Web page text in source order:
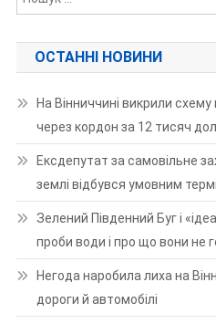
ОСТАННІ НОВИНИ
На Вінниччині викрили
через кордон за 12 тисяч
Ексдепутат за самовільне
землі відбувся умовним
Зелений Південний Буг і
проби води і про що вони не
Негода наробила лиха на
дороги й автомобілі